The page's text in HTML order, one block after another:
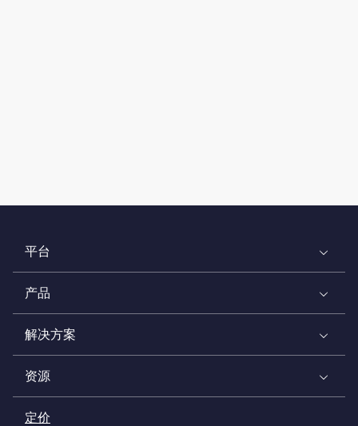
平台
产品
解决方案
资源
定价